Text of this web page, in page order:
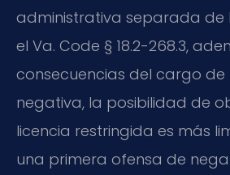
administrativa separada de
el Va. Code § 18.2-268.3,
consecuencias del cargo de
negativa, la posibilidad de
licencia restringida es más
una primera ofensa de